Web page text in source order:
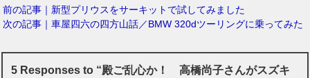
前の記事｜新型プリウスをサーキットで試してみました
次の記事｜車屋四六の四方山話／BMW 320dツーリングに乗ってみた
5 Responses to “殿ご乱心か！ 高橋尚子さんがスズキ